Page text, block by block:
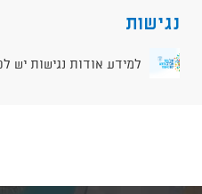
נגישות
למידע אודות נגישות יש